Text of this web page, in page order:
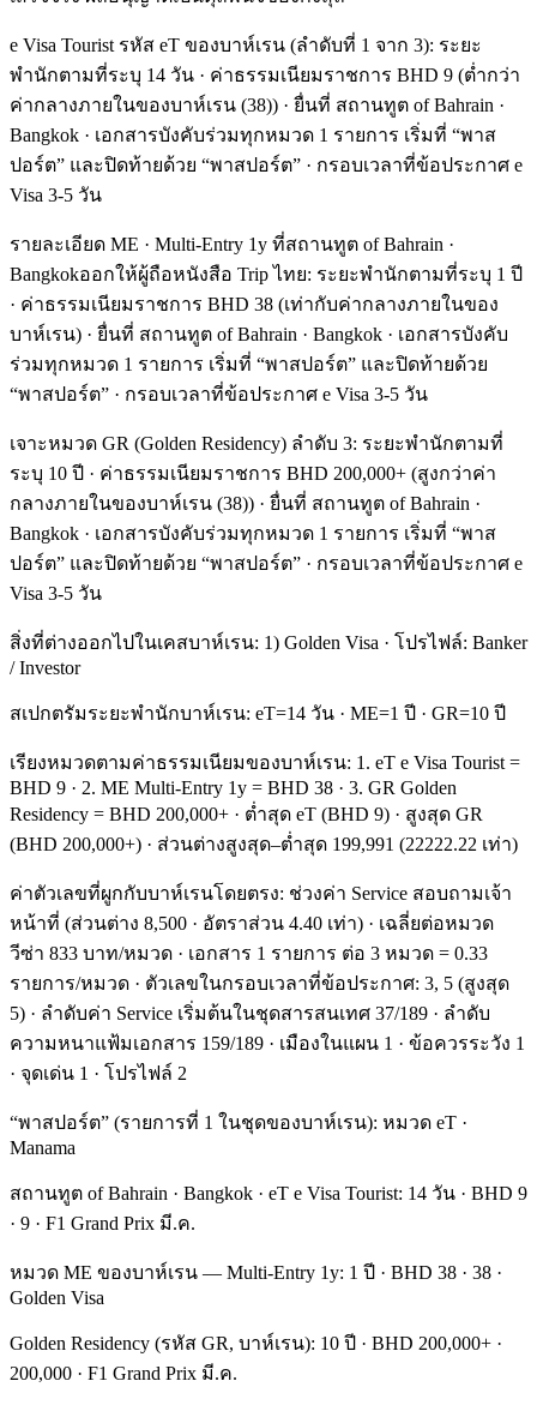
e Visa Tourist รหัส eT ของบาห์เรน (ลำดับที่ 1 จาก 3): ระยะ
พำนักตามที่ระบุ 14 วัน · ค่าธรรมเนียมราชการ BHD 9 (ต่ำกว่า
ค่ากลางภายในของบาห์เรน (38)) · ยื่นที่ สถานทูต of Bahrain ·
Bangkok · เอกสารบังคับร่วมทุกหมวด 1 รายการ เริ่มที่ “พาส
ปอร์ต” และปิดท้ายด้วย “พาสปอร์ต” · กรอบเวลาที่ข้อประกาศ e
Visa 3-5 วัน
รายละเอียด ME · Multi-Entry 1y ที่สถานทูต of Bahrain ·
Bangkokออกให้ผู้ถือหนังสือ Trip ไทย: ระยะพำนักตามที่ระบุ 1 ปี
· ค่าธรรมเนียมราชการ BHD 38 (เท่ากับค่ากลางภายในของ
บาห์เรน) · ยื่นที่ สถานทูต of Bahrain · Bangkok · เอกสารบังคับ
ร่วมทุกหมวด 1 รายการ เริ่มที่ “พาสปอร์ต” และปิดท้ายด้วย
“พาสปอร์ต” · กรอบเวลาที่ข้อประกาศ e Visa 3-5 วัน
เจาะหมวด GR (Golden Residency) ลำดับ 3: ระยะพำนักตามที่
ระบุ 10 ปี · ค่าธรรมเนียมราชการ BHD 200,000+ (สูงกว่าค่า
กลางภายในของบาห์เรน (38)) · ยื่นที่ สถานทูต of Bahrain ·
Bangkok · เอกสารบังคับร่วมทุกหมวด 1 รายการ เริ่มที่ “พาส
ปอร์ต” และปิดท้ายด้วย “พาสปอร์ต” · กรอบเวลาที่ข้อประกาศ e
Visa 3-5 วัน
สิ่งที่ต่างออกไปในเคสบาห์เรน: 1) Golden Visa · โปรไฟล์: Banker
/ Investor
สเปกตรัมระยะพำนักบาห์เรน: eT=14 วัน · ME=1 ปี · GR=10 ปี
เรียงหมวดตามค่าธรรมเนียมของบาห์เรน: 1. eT e Visa Tourist =
BHD 9 · 2. ME Multi-Entry 1y = BHD 38 · 3. GR Golden
Residency = BHD 200,000+ · ต่ำสุด eT (BHD 9) · สูงสุด GR
(BHD 200,000+) · ส่วนต่างสูงสุด–ต่ำสุด 199,991 (22222.22 เท่า)
ค่าตัวเลขที่ผูกกับบาห์เรนโดยตรง: ช่วงค่า Service สอบถามเจ้า
หน้าที่ (ส่วนต่าง 8,500 · อัตราส่วน 4.40 เท่า) · เฉลี่ยต่อหมวด
วีซ่า 833 บาท/หมวด · เอกสาร 1 รายการ ต่อ 3 หมวด = 0.33
รายการ/หมวด · ตัวเลขในกรอบเวลาที่ข้อประกาศ: 3, 5 (สูงสุด
5) · ลำดับค่า Service เริ่มต้นในชุดสารสนเทศ 37/189 · ลำดับ
ความหนาแฟ้มเอกสาร 159/189 · เมืองในแผน 1 · ข้อควรระวัง 1
· จุดเด่น 1 · โปรไฟล์ 2
“พาสปอร์ต” (รายการที่ 1 ในชุดของบาห์เรน): หมวด eT ·
Manama
สถานทูต of Bahrain · Bangkok · eT e Visa Tourist: 14 วัน · BHD 9
· 9 · F1 Grand Prix มี.ค.
หมวด ME ของบาห์เรน — Multi-Entry 1y: 1 ปี · BHD 38 · 38 ·
Golden Visa
Golden Residency (รหัส GR, บาห์เรน): 10 ปี · BHD 200,000+ ·
200,000 · F1 Grand Prix มี.ค.